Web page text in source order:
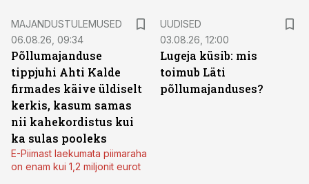
MAJANDUSTULEMUSED
06.08.26, 09:34
Põllumajanduse
tippjuhi Ahti Kalde
firmades käive üldiselt
kerkis, kasum samas
nii kahekordistus kui
ka sulas pooleks
E-Piimast laekumata piimaraha
on enam kui 1,2 miljonit eurot
UUDISED
03.08.26, 12:00
Lugeja küsib: mis
toimub Läti
põllumajanduses?